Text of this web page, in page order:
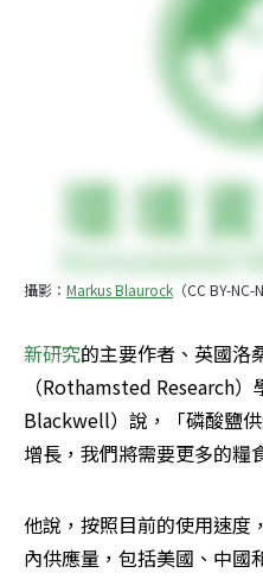
攝影： Markus Blaurock （CC BY-NC-
新研究的主要作者、英國洛
（Rothamsted Research
Blackwell）說，「磷酸鹽
增長，我們將需要更多的糧
他說，按照目前的使用速度
內供應量，包括美國、中國